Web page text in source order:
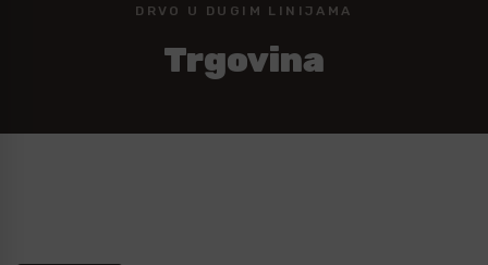
DRVO U DUGIM LINIJAMA
Trgovina